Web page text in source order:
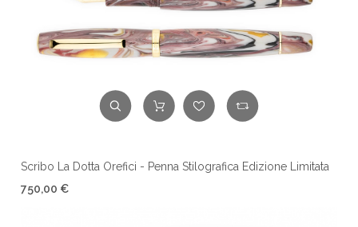
Scribo La Dotta Orefici - Penna Stilografica Edizione Limitata
750,00 €